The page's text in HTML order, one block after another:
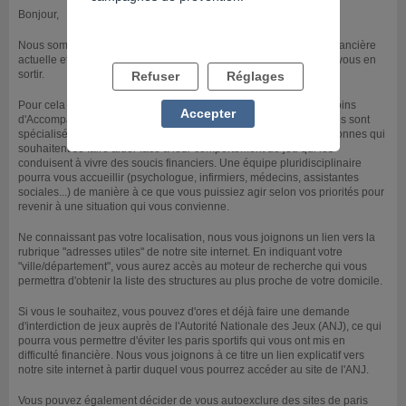
Bonjour,
Nous sommes sensibles à votre détresse, liée à votre situation financière
actuelle et nous entendons votre besoin de vous faire aider pour vous en
sortir.
Pour cela nous vous invitons à contacter un CSAPA (Centre de Soins
d'Accompagnement et de Prévention en Addictologie). Ces centres sont
spécialisés en addictologie et reçoivent sur rendez-vous les personnes qui
souhaitent se faire aider face à leur comportement de jeu qui les
conduisent à vivre des soucis financiers. Une équipe pluridisciplinaire
pourra vous accueillir (psychologue, infirmiers, médecins, assistantes
sociales...) de manière à ce que vous puissiez agir selon vos priorités pour
revenir à une situation qui vous convienne.
Ne connaissant pas votre localisation, nous vous joignons un lien vers la
rubrique "adresses utiles" de notre site internet. En indiquant votre
"ville/département", vous aurez accès au moteur de recherche qui vous
permettra d'obtenir la liste des structures au plus proche de votre domicile.
Si vous le souhaitez, vous pouvez d'ores et déjà faire une demande
d'interdiction de jeux auprès de l'Autorité Nationale des Jeux (ANJ), ce qui
pourra vous permettre d'éviter les paris sportifs qui vous ont mis en
difficulté financière. Nous vous joignons à ce titre un lien explicatif vers
notre site internet à partir duquel vous pourrez accéder au site de l'ANJ.
Vous pouvez également décider de vous autoexclure des sites de paris
Refuser Réglages
Accepter